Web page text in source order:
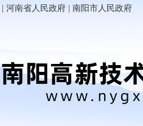
河南省人民政府 南阳市人民政府